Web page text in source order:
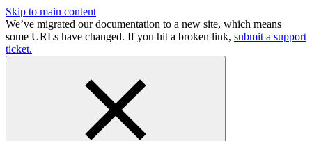
Skip to main content
We’ve migrated our documentation to a new site, which means
some URLs have changed. If you hit a broken link, submit a support
ticket.